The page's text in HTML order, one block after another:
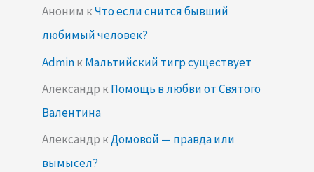
Аноним кЧто если снится бывший
любимый человек?
AdminкМальтийский тигр существует
Александр кПомощь в любви от Святого
Валентина
Александр кДомовой — правда или
вымысел?